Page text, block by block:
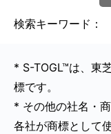
検索キーワード：
* S-TOGL™は、東
標です。
* その他の社名・
各社が商標として